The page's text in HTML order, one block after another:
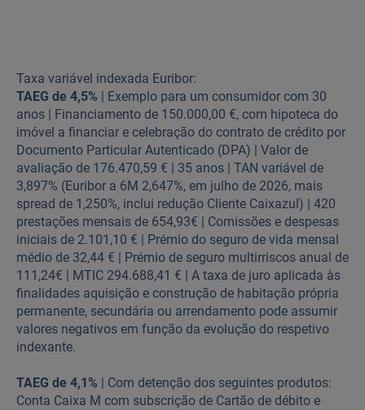
Taxa variável indexada Euribor:
TAEG de 4,5% | Exemplo para um consumidor com 30
anos | Financiamento de 150.000,00 €, com hipoteca do
imóvel a financiar e celebração do contrato de crédito por
Documento Particular Autenticado (DPA) | Valor de
avaliação de 176.470,59 € | 35 anos | TAN variável de
3,897% (Euribor a 6M 2,647%, em julho de 2026, mais
spread de 1,250%, inclui redução Cliente Caixazul) | 420
prestações mensais de 654,93€ | Comissões e despesas
iniciais de 2.101,10 € | Prémio do seguro de vida mensal
médio de 32,44 € | Prémio de seguro multirriscos anual de
111,24€ | MTIC 294.688,41 € | A taxa de juro aplicada às
finalidades aquisição e construção de habitação própria
permanente, secundária ou arrendamento pode assumir
valores negativos em função da evolução do respetivo
indexante.
TAEG de 4,1% | Com detenção dos seguintes produtos:
Conta Caixa M com subscrição de Cartão de débito e